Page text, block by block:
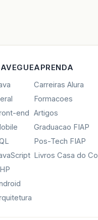
end
APRENDA
Carreiras Alura
Formacoes
Artigos
Graduacao FIAP
Pos-Tech FIAP
Livros Casa do